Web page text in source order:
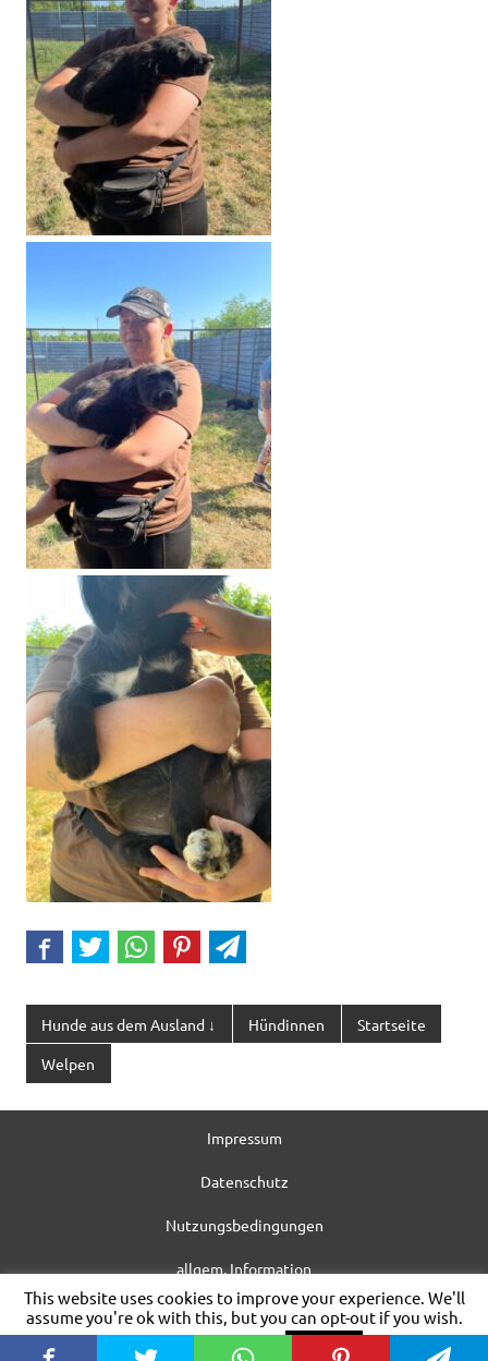
Hunde aus dem Ausland ↓ Hündinnen Startseite
Welpen
Impressum
Datenschutz
Nutzungsbedingungen
allgem. Information
WordPress-Theme: Dynamic News von ThemeZee.
This website uses cookies to improve your experience. We'll
assume you're ok with this, but you can opt-out if you wish.
Cookie settings
ACCEPT